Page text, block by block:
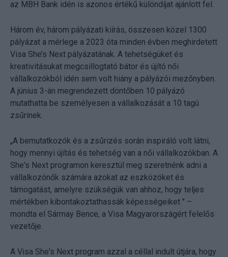
az MBH Bank idén is azonos értékű különdíjat ajánlott fel.
Három év, három pályázati kiírás, összesen közel 1300
pályázat a mérlege a 2023 óta minden évben meghirdetett
Visa She’s Next pályázatának. A tehetségüket és
kreativitásukat megcsillogtató bátor és újító női
vállalkozókból idén sem volt hiány a pályázói mezőnyben.
A június 3-án megrendezett döntőben 10 pályázó
mutathatta be személyesen a vállalkozását a 10 tagú
zsűrinek.
„A bemutatkozók és a zsűrizés során inspiráló volt látni,
hogy mennyi újítás és tehetség van a női vállalkozókban. A
She's Next programon keresztül meg szeretnénk adni a
vállalkozónők számára azokat az eszközöket és
támogatást, amelyre szükségük van ahhoz, hogy teljes
mértékben kibontakoztathassák képességeiket " –
mondta el Sármay Bence, a Visa Magyarországért felelős
vezetője.
A Visa She's Next program azzal a céllal indult útjára, hogy